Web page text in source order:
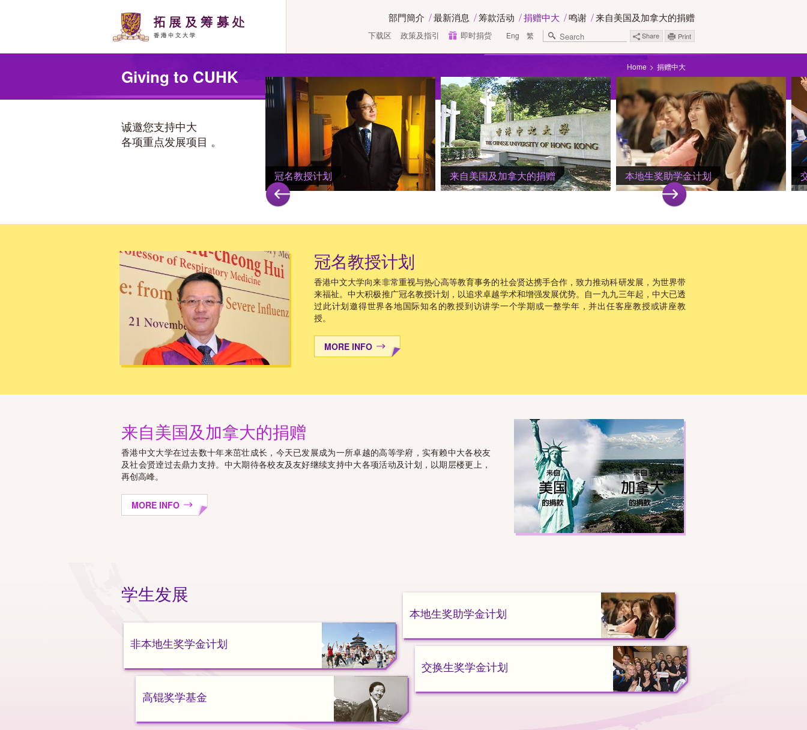
main
content
部門簡介 最新消息 筹款活动 捐赠中大 鸣谢 来自美国及加拿大的捐赠
下载区 政策及指引 即时捐赀 Eng 繁 Share Print
Giving to CUHK Home 捐赠中大
诚邀您支持中大
各项重点发展项目 。
冠名教授计划 来自美国及加拿大的捐赠 本地生奖助学金计划
冠名教授计划
香港中文大学向来非常重视与热心高等教育事务的社会贤达携手合作，致力推动科研发展，为世界带
来福祉。中大积极推广冠名教授计划，以追求卓越学术和增强发展优势。自一九九三年起，中大已透
过此计划邀得世界各地国际知名的教授到访讲学一个学期或一整学年，并出任客座教授或讲座教
授。
MORE INFO
来自美国及加拿大的捐赠
香港中文大学在过去数十年来茁壮成长，今天已发展成为一所卓越的高等学府，实有赖中大各校友
及社会贤逹过去鼎力支持。中大期待各校友及友好继续支持中大各项活动及计划，以期层楼更上，
再创高峰。
MORE INFO
学生发展
非本地生奖学金计划
高锟奖学基金
本地生奖助学金计划
交换生奖学金计划